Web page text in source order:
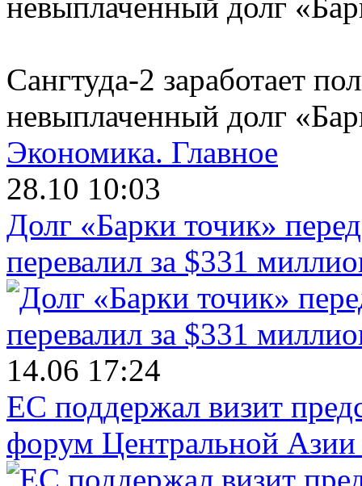
Сангтуда-2 заработает
невыплаченный долг
Экономика. Главное
28.10 10:03
Долг «Барки точик»
перевалил за $331
14.06 17:24
ЕС поддержал визит
форум Центральной Азии